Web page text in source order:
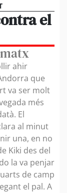
el
ahir
que
va ser molt
més
El
al minut
una, en no
Kiki des del
la va penjar
de camp
el pal. A